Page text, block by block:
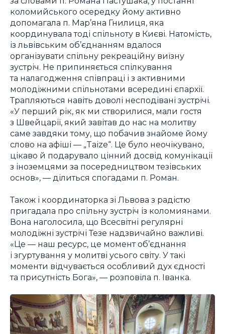
коломийського осередку йому активно
допомагала п. Мар’яна Гнилиця, яка
координувала тоді спільноту в Києві. Натомість,
із львівським об’єднанням вдалося
організувати спільну рекреаційну виїзну
зустріч. Не припиняється спілкування
та налагодження співпраці і з активними
молодіжними спільнотами всередині єпархії.
Трапляються навіть доволі несподівані зустрічі.
«У перший рік, як ми створилися, мали гостя
з Швейцарії, який завітав до нас на молитву
саме завдяки тому, що побачив знайоме йому
слово на афіші — „Taize“. Це було неочікувано,
цікаво й подарувало цінний досвід комунікації
з іноземцями за посередництвом тезівських
основ», — ділиться спогадами п. Роман.
Також і координаторка зі Львова з радістю
пригадала про спільну зустріч із коломиянами.
Вона наголосила, що Всесвітні регулярні
молодіжні зустрічі Тезе надзвичайно важливі.
«Це — наш ресурс, це момент об’єднання
і згуртування у молитві усього світу. У такі
моменти відчувається особливий дух єдності
та присутність Бога», — розповіла п. Іванка.